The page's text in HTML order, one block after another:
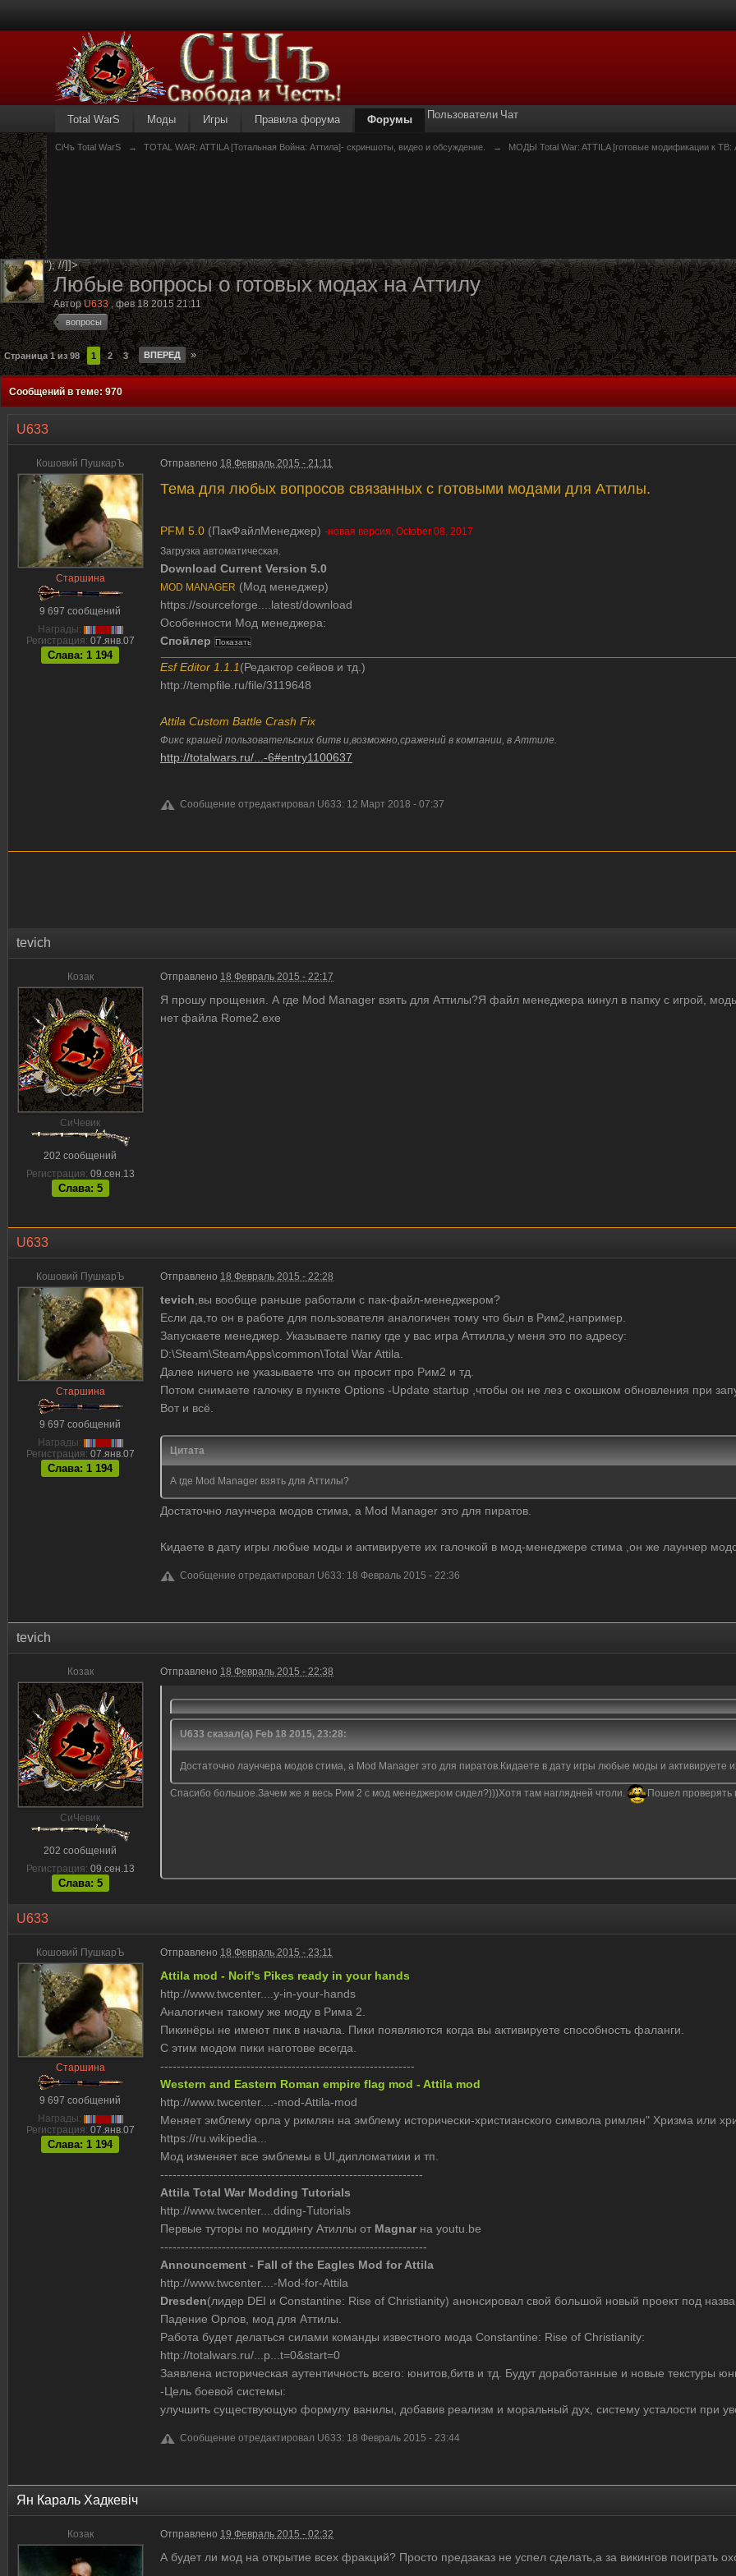
Total WarS Моды Игры Правила форума Форумы Пользователи Чат
СiЧъ Total WarS → TOTAL WAR: ATTILA [Тотальная Война: Аттила]- скриншоты, видео и обсуждение. → МОДЫ Total War: ATTILA [готовые модификации к ТВ:
"); //]]>
Любые вопросы о готовых модах на Аттилу
АвторU633,фев 18 2015 21:11
вопросы
Страница 1 из 98 1 2 3 ВПЕРЕД »
Сообщений в теме: 970
U633
Кошовий ПушкарЪ
Старшина
9 697 сообщений
Награды:
Регистрация: 07.янв.07
Слава: 1 194
Отправлено 18 Февраль 2015 - 21:11
Тема для любых вопросов связанных с готовыми модами для Аттилы.
PFM 5.0 (ПакФайлМенеджер) -новая версия, October 08, 2017
Загрузка автоматическая.
Download Current Version 5.0
MOD MANAGER (Мод менеджер)
https://sourceforge....latest/download
Особенности Мод менеджера:
Спойлер
Esf Editor 1.1.1(Редактор сейвов и тд.)
http://tempfile.ru/file/3119648
Attila Custom Battle Crash Fix
Фикс крашей пользовательских битв и,возможно,сражений в компании, в Аттиле.
http://totalwars.ru/...-6#entry1100637
Сообщение отредактировал U633: 12 Март 2018 - 07:37
tevich
Козак
CиЧевик
202 сообщений
Регистрация: 09.сен.13
Слава: 5
Отправлено 18 Февраль 2015 - 22:17
Я прошу прощения. А где Mod Manager взять для Аттилы?Я файл менеджера кинул в папку с игрой,
нет файла Rome2.exe
U633
Кошовий ПушкарЪ
Старшина
9 697 сообщений
Награды:
Регистрация: 07.янв.07
Слава: 1 194
Отправлено 18 Февраль 2015 - 22:28
tevich ,вы вообще раньше работали с пак-файл-менеджером?
Если да,то он в работе для пользователя аналогичен тому что был в Рим2,например.
Запускаете менеджер. Указываете папку где у вас игра Аттилла,у меня это по адресу:
D:\Steam\SteamApps\common\Total War Attila.
Далее ничего не указываете что он просит про Рим2 и тд.
Потом снимаете галочку в пункте Options -Update startup ,чтобы он не лез с окошком обновления при
Вот и всё.
Цитата
А где Mod Manager взять для Аттилы?
Достаточно лаунчера модов стима, а Mod Manager это для пиратов.
Кидаете в дату игры любые моды и активируете их галочкой в мод-менеджере стима ,он же лаунчер
Сообщение отредактировал U633: 18 Февраль 2015 - 22:36
tevich
Козак
CиЧевик
202 сообщений
Регистрация: 09.сен.13
Слава: 5
Отправлено 18 Февраль 2015 - 22:38
U633 сказал(а) Feb 18 2015, 23:28:
Достаточно лаунчера модов стима, а Mod Manager это для пиратов.Кидаете в дату игры любые моды и активируете
Спасибо большое.Зачем же я весь Рим 2 с мод менеджером сидел?)))Хотя там наглядней чтоли. Пошел проверять
U633
Кошовий ПушкарЪ
Старшина
9 697 сообщений
Награды:
Регистрация: 07.янв.07
Слава: 1 194
Отправлено 18 Февраль 2015 - 23:11
Attila mod - Noif's Pikes ready in your hands
http://www.twcenter....y-in-your-hands
Аналогичен такому же моду в Рима 2.
Пикинёры не имеют пик в начала. Пики появляются когда вы активируете способность фаланги.
С этим модом пики наготове всегда.
--------------------------------------------------------------
Western and Eastern Roman empire flag mod - Attila mod
http://www.twcenter....-mod-Attila-mod
Меняет эмблему орла у римлян на эмблему исторически-христианского символа римлян" Хризма или
https://ru.wikipedia...
Мод изменяет все эмблемы в UI,дипломатиии и тп.
----------------------------------------------------------------
Attila Total War Modding Tutorials
http://www.twcenter....dding-Tutorials
Первые туторы по моддингу Атиллы от Magnarна youtu.be
-----------------------------------------------------------------
Announcement - Fall of the Eagles Mod for Attila
http://www.twcenter....-Mod-for-Attila
Dresden(лидер DEI и Constantine: Rise of Christianity) анонсировал свой большой новый проект под
Падение Орлов, мод для Аттилы.
Работа будет делаться силами команды известного мода Constantine: Rise of Christianity:
http://totalwars.ru/...p...t=0&start=0
Заявлена историческая аутентичность всего: юнитов,битв и тд. Будут доработанные и новые текстуры
-Цель боевой системы:
улучшить существующую формулу ванилы, добавив реализм и моральный дух, систему усталости при
Сообщение отредактировал U633: 18 Февраль 2015 - 23:44
Ян Караль Хадкевіч
Козак Отправлено 19 Февраль 2015 - 02:32
А будет ли мод на открытие всех фракций? Просто предзаказ не успел сделать,а за викингов поиграть